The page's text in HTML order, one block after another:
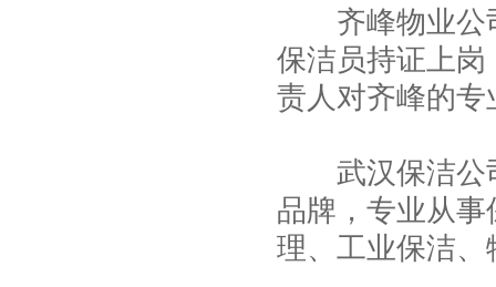
齐峰物业公司
保洁员持证上
责人对齐峰的
武汉保洁公司
品牌，专业从
理、工业保洁